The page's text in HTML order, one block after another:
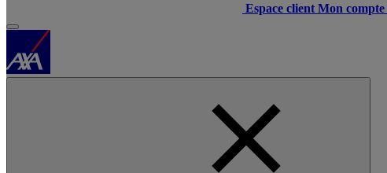
Espace client Mon compte